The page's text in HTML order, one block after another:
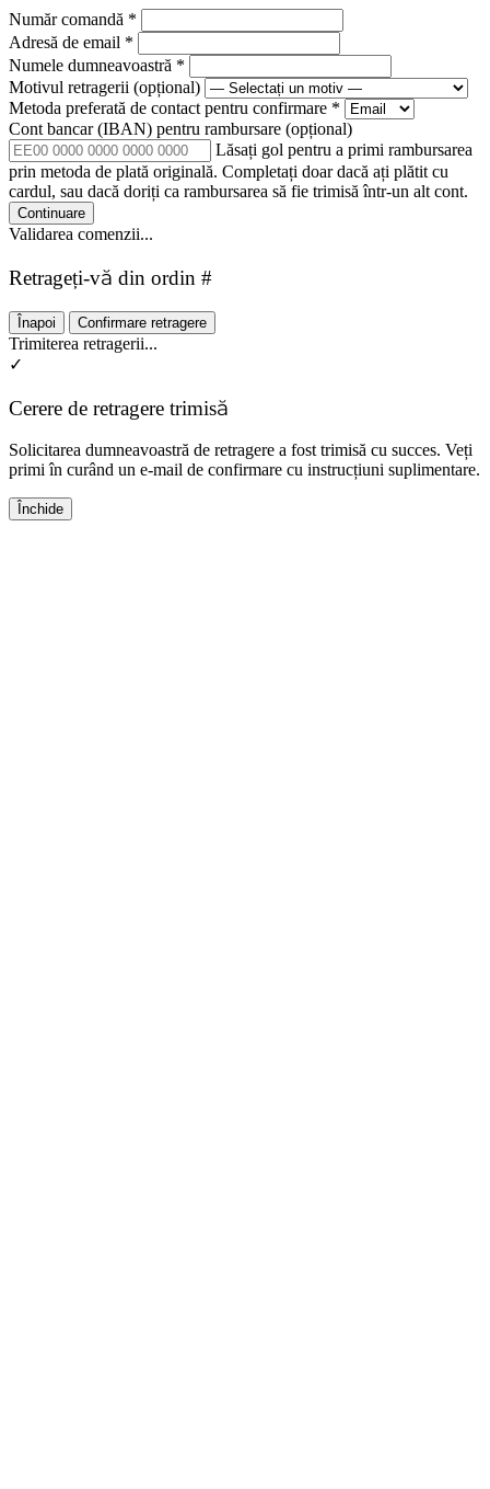
Număr comandă *
Adresă de email *
Numele dumneavoastră *
Motivul retragerii (opțional)
Metoda preferată de contact pentru confirmare *
Cont bancar (IBAN) pentru rambursare (opțional)
Lăsați gol pentru a primi rambursarea
prin metoda de plată originală. Completați doar dacă ați plătit cu
cardul, sau dacă doriți ca rambursarea să fie trimisă într-un alt cont.
Continuare
Validarea comenzii...
Retrageți-vă din ordin #
Înapoi Confirmare retragere
Trimiterea retragerii...
✓
Cerere de retragere trimisă
Solicitarea dumneavoastră de retragere a fost trimisă cu succes. Veți
primi în curând un e-mail de confirmare cu instrucțiuni suplimentare.
Închide